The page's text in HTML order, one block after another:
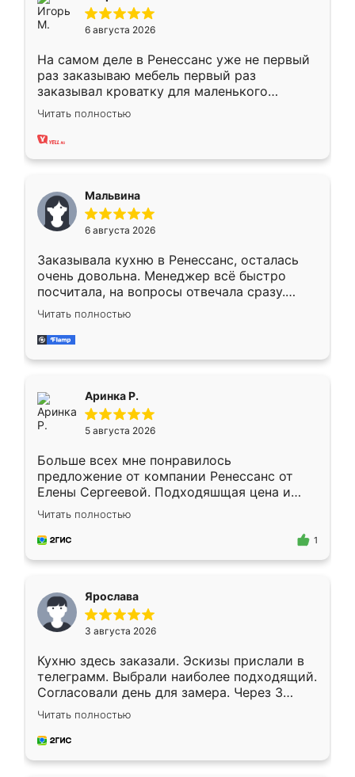
6 августа 2026
На самом деле в Ренессанс уже не первый
раз заказываю мебель первый раз
заказывал кроватку для маленького
ребёнка при его рождении ,во второй раз
заказал шкаф-купе. По качеству очень
хорошее сборка достаточно быстрая,
меньше, здесь же он более разнообразный.
Мне нравится ,если что-то потребуется из
мебели буду заказывать только здесь.
Читать полностью
Мальвина
6 августа 2026
Заказывала кухню в Ренессанс, осталась
очень довольна. Менеджер всё быстро
посчитала, на вопросы отвечала сразу.
Замерщик приехал в субботу, подошёл к
делу со всей ответственностью. Собрали
за день, ребята работали аккуратно, даже
Читать полностью
Аринка Р.
5 августа 2026
Больше всех мне понравилось
предложение от компании Ренессанс от
Елены Сергеевой. Подходяшщая цена и
короткие сроки изготовления. Приехавший
для замера сотрудник Владислав
предложил по моему эскизу самый
Читать полностью
1
Ярослава
3 августа 2026
Кухню здесь заказали. Эскизы прислали в
телеграмм. Выбрали наиболее подходящий.
Согласовали день для замера. Через 3
недели кухня была уже готова. Остались
довольны работой. Спасибо Ренессанс
мебель за качественную работу!
Читать полностью